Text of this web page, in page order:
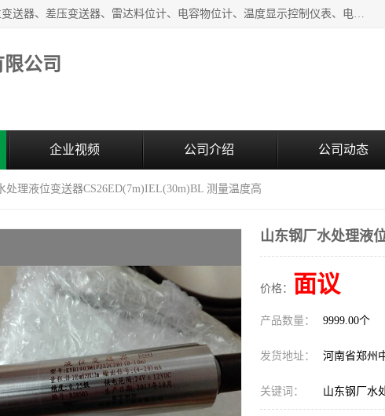
河南新瑞普测控技术有限公司主营：压力变送器、液位变送器、差压变送器、雷达料位计、电容物位计、温度显示控制仪表、电量变送器、流量计、工业自动化系统成套设备。
公司
企业视频 公司介绍 公司动态
处理液位变送器CS26ED(7m)IEL(30m)BL 测量温度高
山东钢厂水处理液
价格： 面议
产品数量： 9999.00个
发货地址： 河南省郑州
关键词： 山东钢厂水